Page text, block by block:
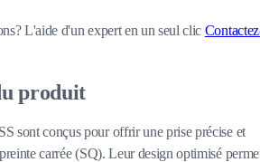
L'aide d'un expert en un seul clic
produit
sont conçus pour offrir une prise précise et
carrée (SQ). Leur design optimisé